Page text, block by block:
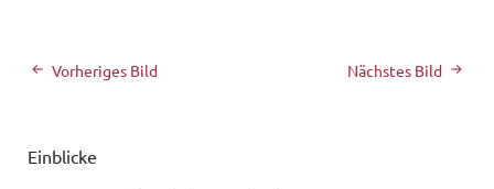
Nächstes Bild
Vorheriges Bild
Einblicke